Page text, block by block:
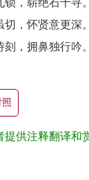
锁，崭绝石千寻。
切，怀贤意更深。
刻，拥鼻独行吟。
提供注释翻译和